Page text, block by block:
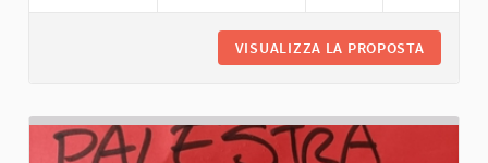
VISUALIZZA LA PROPOSTA